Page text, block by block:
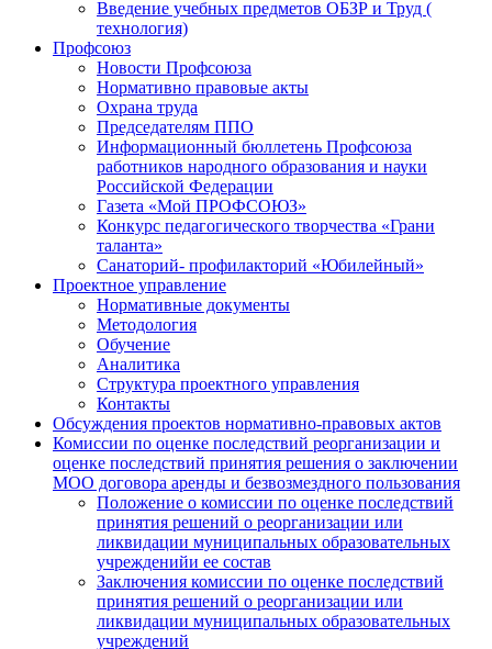
Введение учебных предметов ОБЗР и Труд (
технология)
Профсоюз
Новости Профсоюза
Нормативно правовые акты
Охрана труда
Председателям ППО
Информационный бюллетень Профсоюза
работников народного образования и науки
Российской Федерации
Газета «Мой ПРОФСОЮЗ»
Конкурс педагогического творчества «Грани
таланта»
Санаторий- профилакторий «Юбилейный»
Проектное управление
Нормативные документы
Методология
Обучение
Аналитика
Структура проектного управления
Контакты
Обсуждения проектов нормативно-правовых актов
Комиссии по оценке последствий реорганизации и
оценке последствий принятия решения о заключении
МОО договора аренды и безвозмездного пользования
Положение о комиссии по оценке последствий
принятия решений о реорганизации или
ликвидации муниципальных образовательных
учрежденийи ее состав
Заключения комиссии по оценке последствий
принятия решений о реорганизации или
ликвидации муниципальных образовательных
учреждений